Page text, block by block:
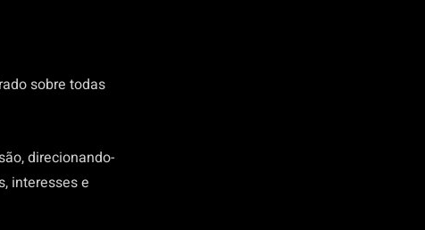
sobre todas
direcionando-
interesses e